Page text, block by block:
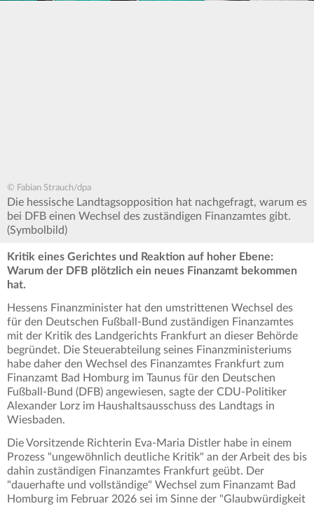
© Fabian Strauch/dpa
Die hessische Landtagsopposition hat nachgefragt, warum es
bei DFB einen Wechsel des zuständigen Finanzamtes gibt.
(Symbolbild)
Kritik eines Gerichtes und Reaktion auf hoher Ebene:
Warum der DFB plötzlich ein neues Finanzamt bekommen
hat.
Hessens Finanzminister hat den umstrittenen Wechsel des
für den Deutschen Fußball-Bund zuständigen Finanzamtes
mit der Kritik des Landgerichts Frankfurt an dieser Behörde
begründet. Die Steuerabteilung seines Finanzministeriums
habe daher den Wechsel des Finanzamtes Frankfurt zum
Finanzamt Bad Homburg im Taunus für den Deutschen
Fußball-Bund (DFB) angewiesen, sagte der CDU-Politiker
Alexander Lorz im Haushaltsausschuss des Landtags in
Wiesbaden.
Die Vorsitzende Richterin Eva-Maria Distler habe in einem
Prozess "ungewöhnlich deutliche Kritik" an der Arbeit des bis
dahin zuständigen Finanzamtes Frankfurt geübt. Der
"dauerhafte und vollständige" Wechsel zum Finanzamt Bad
Homburg im Februar 2026 sei im Sinne der "Glaubwürdigkeit